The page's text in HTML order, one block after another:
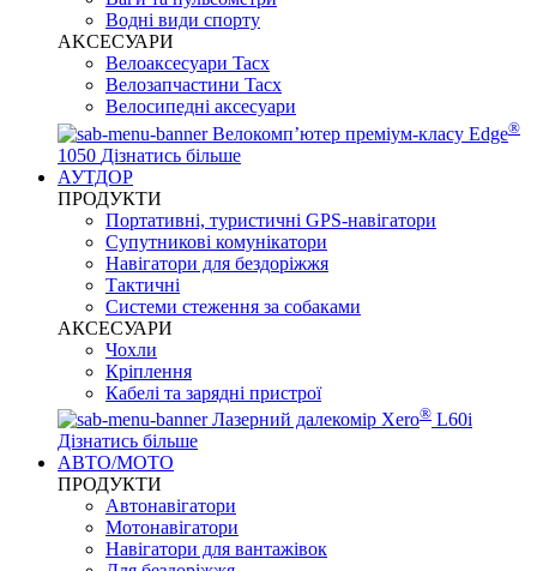
Водні види спорту
AKCЕСУАРИ
Велоаксесуари Tacx
Велозапчастини Tacx
Велосипедні аксесуари
Велокомп’ютер преміум-класу Edge®
1050 Дізнатись більше
АУТДОР
ПРОДУКТИ
Портативні, туристичні GPS-навігатори
Супутникові комунікатори
Навігатори для бездоріжжя
Тактичні
Системи стеження за собаками
АКСЕСУАРИ
Чохли
Кріплення
Кабелі та зарядні пристрої
Лазерний далекомір Xero® L60i
Дізнатись більше
АВТО/МОТО
ПРОДУКТИ
Автонавігатори
Мотонавігатори
Навігатори для вантажівок